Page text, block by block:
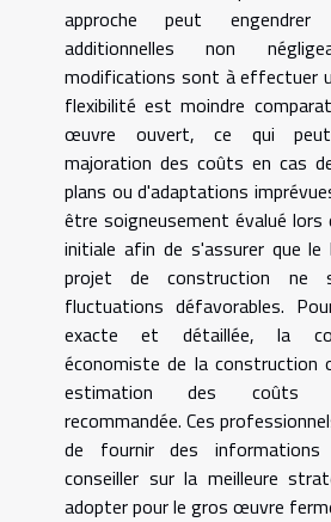
approche peut engendrer
additionnelles non
modifications sont à effectuer
flexibilité est moindre
œuvre ouvert, ce qui
majoration des coûts en cas
plans ou d'adaptations
être soigneusement évalué lors
initiale afin de s'assurer que le
projet de construction ne
fluctuations défavorables.
exacte et détaillée, la
économiste de la construction
estimation des coûts
recommandée. Ces
de fournir des
conseiller sur la meilleure
adopter pour le gros œuvre